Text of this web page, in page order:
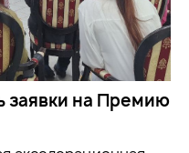
заявки на Премию